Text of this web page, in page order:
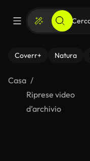
Coverr+ Natura
Casa
Riprese video
d’archivio